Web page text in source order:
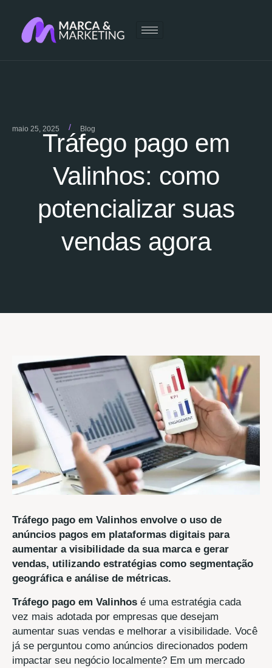
maio 25, 2025 / Blog
Tráfego pago em
Valinhos: como
potencializar suas
vendas agora
Tráfego pago em Valinhos envolve o uso de
anúncios pagos em plataformas digitais para
aumentar a visibilidade da sua marca e gerar
vendas, utilizando estratégias como segmentação
geográfica e análise de métricas.
Tráfego pago em Valinhos é uma estratégia cada
vez mais adotada por empresas que desejam
aumentar suas vendas e melhorar a visibilidade. Você
já se perguntou como anúncios direcionados podem
impactar seu negócio localmente? Em um mercado